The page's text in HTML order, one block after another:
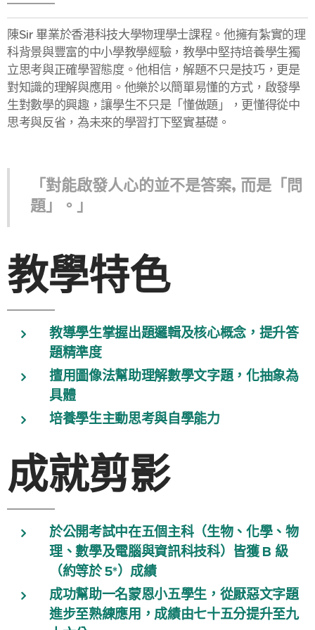
陳Sir 畢業於香港科技大學物理學士課程。他擁有紮實的理
科背景與豐富的中小學教學經驗，教學中堅持培養學生獨
立思考與正確學習態度。他相信，解題不只是技巧，更是
對知識的理解與應用。他樂於以簡單易懂的方式，啟發學
生對數學的興趣，讓學生不只是「懂做題」，更懂得從中
思考與反省，為未來的學習打下堅實基礎。
「對能啟發人心的並不是答案, 而是「問
題」。」
教學特色
教導學生掌握出題邏輯及核心概念，提升答
題精準度
擅用圖像法幫助理解數學文字題，化抽象為
具體
培養學生主動思考與自學能力
成就剪影
於公開考試中在五個主科（生物、化學、物
理、數學及電腦與資訊科技科）皆獲 B 級
（約等於 5*）成績
成功幫助一名蒙恩小五學生，從厭惡文字題
進步至熟練應用，成績由七十五分提升至九